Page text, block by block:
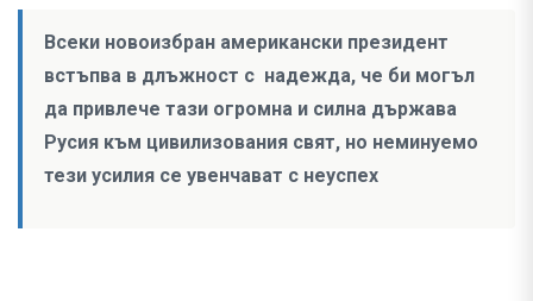
Всеки новоизбран американски президент
встъпва в длъжност с надежда, че би могъл
да привлече тази огромна и силна държава
Русия към цивилизования свят, но неминуемо
тези усилия се увенчават с неуспех